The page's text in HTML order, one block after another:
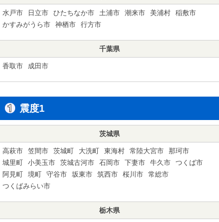
水戸市 日立市 ひたちなか市 土浦市 潮来市 美浦村
稲敷市
かすみがうら市
神栖市 行方市
千葉県
香取市 成田市
震度1
茨城県
高萩市 笠間市 茨城町 大洗町 東海村 常陸大宮市
那珂市
城里町
小美玉市 茨城古河市 石岡市 下妻市 牛久市
つくば市
阿見町
境町 守谷市 坂東市 筑西市 桜川市
常総市
つくばみらい市
栃木県